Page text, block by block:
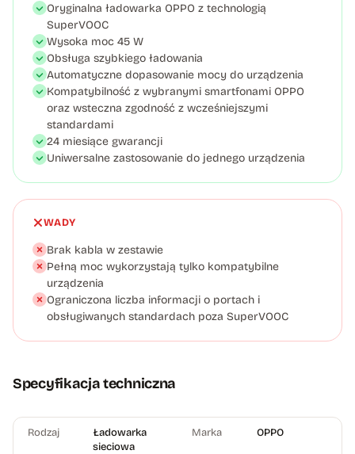
Oryginalna ładowarka OPPO z technologią
SuperVOOC
Wysoka moc 45 W
Obsługa szybkiego ładowania
Automatyczne dopasowanie mocy do urządzenia
Kompatybilność z wybranymi smartfonami OPPO
oraz wsteczna zgodność z wcześniejszymi
standardami
24 miesiące gwarancji
Uniwersalne zastosowanie do jednego urządzenia
WADY
Brak kabla w zestawie
Pełną moc wykorzystają tylko kompatybilne
urządzenia
Ograniczona liczba informacji o portach i
obsługiwanych standardach poza SuperVOOC
Specyfikacja techniczna
Rodzaj
Ładowarka
sieciowa
Marka OPPO